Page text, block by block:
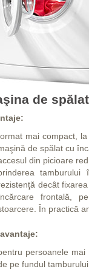
de
mai compact,
de spălat cu
din picioare
decât
frontală,
În practică
persoanele
pe fundul